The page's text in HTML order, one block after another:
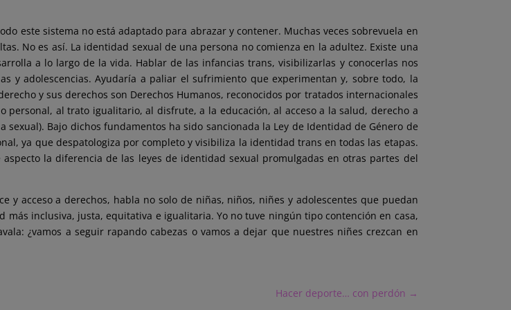
este sistema no está adaptado para abrazar y contener. Muchas veces sobrevuela en
No es así. La identidad sexual de una persona no comienza en la adultez. Existe una
a lo largo de la vida. Hablar de las infancias trans, visibilizarlas y conocerlas nos
y adolescencias. Ayudaría a paliar el sufrimiento que experimentan y, sobre todo, la
y sus derechos son Derechos Humanos, reconocidos por tratados internacionales
al trato igualitario, al disfrute, a la educación, al acceso a la salud, derecho a
Bajo dichos fundamentos ha sido sancionada la Ley de Identidad de Género de
ya que despatologiza por completo y visibiliza la identidad trans en todas las etapas.
la diferencia de las leyes de identidad sexual promulgadas en otras partes del
y acceso a derechos, habla no solo de niñas, niños, niñes y adolescentes que puedan
inclusiva, justa, equitativa e igualitaria. Yo no tuve ningún tipo contención en casa,
¿vamos a seguir rapando cabezas o vamos a dejar que nuestres niñes crezcan en
Hacer deporte… con perdón →